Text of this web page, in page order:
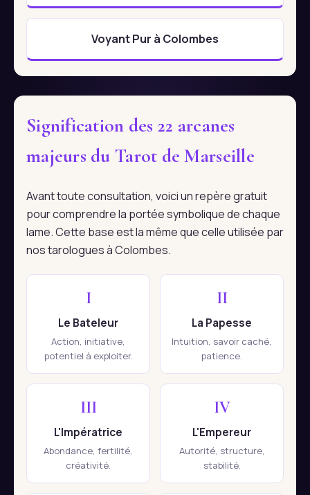
Voyant Pur à Colombes
Signification des 22 arcanes
majeurs du Tarot de Marseille
Avant toute consultation, voici un repère gratuit
pour comprendre la portée symbolique de chaque
lame. Cette base est la même que celle utilisée par
nos tarologues à Colombes.
I
Le Bateleur
Action, initiative,
potentiel à exploiter.
II
La Papesse
Intuition, savoir caché,
patience.
III
L'Impératrice
Abondance, fertilité,
créativité.
IV
L'Empereur
Autorité, structure,
stabilité.